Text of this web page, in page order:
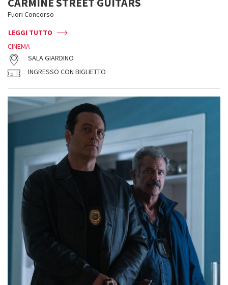
Fuori Concorso
LEGGI TUTTO
CINEMA
SALA GIARDINO
INGRESSO CON BIGLIETTO